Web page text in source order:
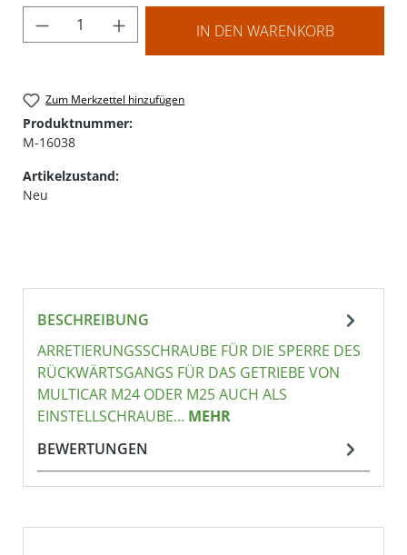
Produkt Anzahl: Gib den gewünschten
IN DEN WARENKORB
Zum Merkzettel hinzufügen
Produktnummer:
M-16038
Artikelzustand:
Neu
BESCHREIBUNG
ARRETIERUNGSSCHRAUBE FÜR DIE SPERRE DES
RÜCKWÄRTSGANGS FÜR DAS GETRIEBE VON
MULTICAR M24 ODER M25 AUCH ALS
EINSTELLSCHRAUBE… MEHR
BEWERTUNGEN